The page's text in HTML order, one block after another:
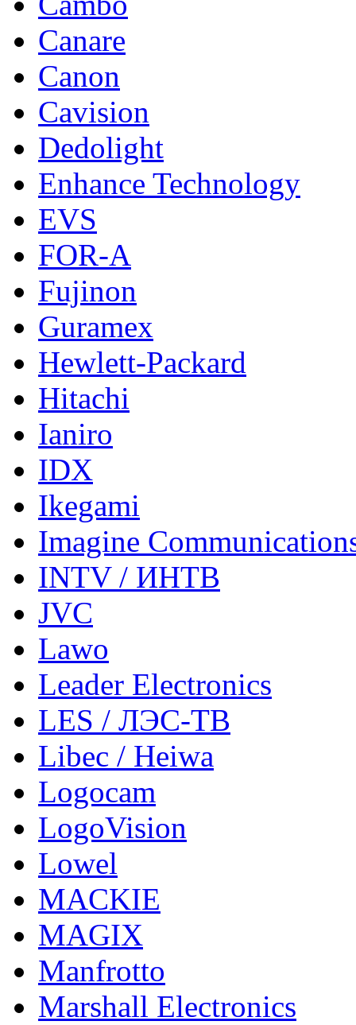
Canare
Canon
Cavision
Dedolight
Enhance Technology
EVS
FOR-A
Fujinon
Guramex
Hewlett-Packard
Hitachi
Ianiro
IDX
Ikegami
Imagine
INTV / ИНТВ
JVC
Lawo
Leader Electronics
LES / ЛЭС-ТВ
Libec / Heiwa
Logocam
LogoVision
Lowel
MACKIE
MAGIX
Manfrotto
Marshall Electronics